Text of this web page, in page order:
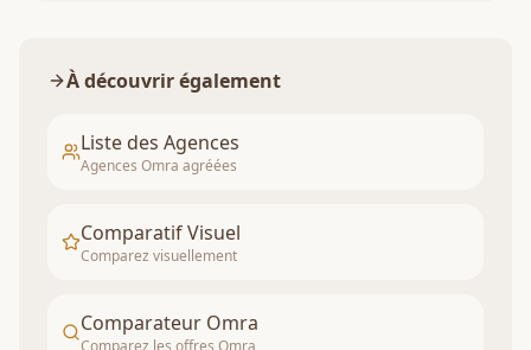
À découvrir également
Liste des Agences
Agences Omra agréées
Comparatif Visuel
Comparez visuellement
Comparateur Omra
Comparez les offres Omra